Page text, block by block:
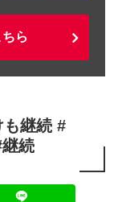
ら
も継続 #
続